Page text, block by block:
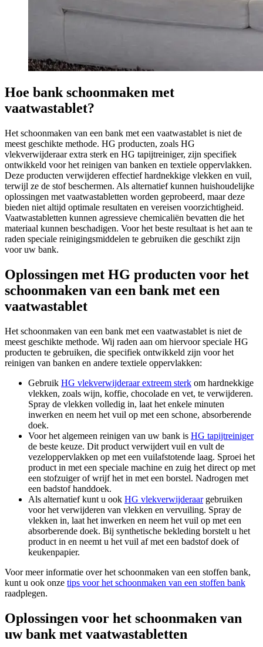
Hoe bank schoonmaken met
vaatwastablet?
Het schoonmaken van een bank met een vaatwastablet is niet de
meest geschikte methode. HG producten, zoals HG
vlekverwijderaar extra sterk en HG tapijtreiniger, zijn specifiek
ontwikkeld voor het reinigen van banken en textiele oppervlakken.
Deze producten verwijderen effectief hardnekkige vlekken en vuil,
terwijl ze de stof beschermen. Als alternatief kunnen huishoudelijke
oplossingen met vaatwastabletten worden geprobeerd, maar deze
bieden niet altijd optimale resultaten en vereisen voorzichtigheid.
Vaatwastabletten kunnen agressieve chemicaliën bevatten die het
materiaal kunnen beschadigen. Voor het beste resultaat is het aan te
raden speciale reinigingsmiddelen te gebruiken die geschikt zijn
voor uw bank.
Oplossingen met HG producten voor het
schoonmaken van een bank met een
vaatwastablet
Het schoonmaken van een bank met een vaatwastablet is niet de
meest geschikte methode. Wij raden aan om hiervoor speciale HG
producten te gebruiken, die specifiek ontwikkeld zijn voor het
reinigen van banken en andere textiele oppervlakken:
Gebruik HG vlekverwijderaar extreem sterk om hardnekkige
vlekken, zoals wijn, koffie, chocolade en vet, te verwijderen.
Spray de vlekken volledig in, laat het enkele minuten
inwerken en neem het vuil op met een schone, absorberende
doek.
Voor het algemeen reinigen van uw bank is HG tapijtreiniger
de beste keuze. Dit product verwijdert vuil en vult de
vezeloppervlakken op met een vuilafstotende laag. Sproei het
product in met een speciale machine en zuig het direct op met
een stofzuiger of wrijf het in met een borstel. Nadrogen met
een badstof handdoek.
Als alternatief kunt u ook HG vlekverwijderaargebruiken
voor het verwijderen van vlekken en vervuiling. Spray de
vlekken in, laat het inwerken en neem het vuil op met een
absorberende doek. Bij synthetische bekleding borstelt u het
product in en neemt u het vuil af met een badstof doek of
keukenpapier.
Voor meer informatie over het schoonmaken van een stoffen bank,
kunt u ook onze tips voor het schoonmaken van een stoffen bank
raadplegen.
Oplossingen voor het schoonmaken van
uw bank met vaatwastabletten